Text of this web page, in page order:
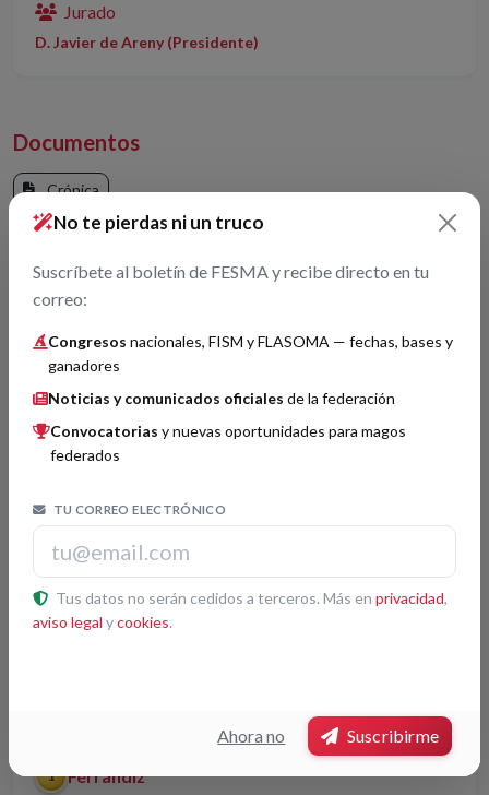
Jurado
D. Javier de Areny (Presidente)
Documentos
Crónica
Gran Premio
EMIL THOMA
Premios por categorías
2 A. Monge
3 Erles
Histórico
1 Ferrandiz
No te pierdas ni un truco
Suscríbete al boletín de FESMA y recibe directo en tu
correo:
Congresos nacionales, FISM y FLASOMA — fechas, bases y
ganadores
Noticias y comunicados oficiales de la federación
Convocatorias y nuevas oportunidades para magos
federados
TU CORREO ELECTRÓNICO
Tus datos no serán cedidos a terceros. Más en privacidad,
aviso legal ycookies.
Ahora no Suscribirme